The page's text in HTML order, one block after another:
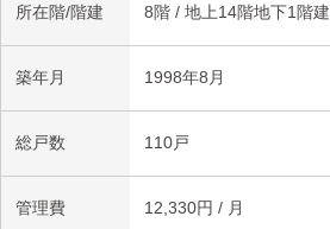
所在階/階建 8階 / 地上14階地下1階建
築年月 1998年8月
総戸数 110戸
管理費 12,330円 / 月